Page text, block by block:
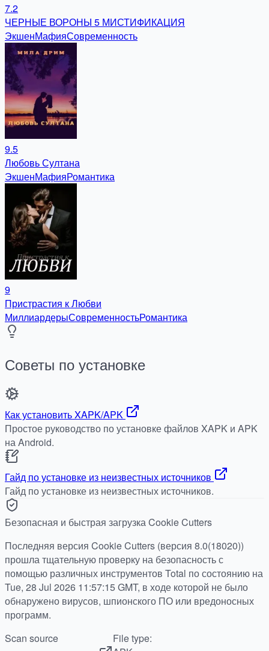
7.2
ЧЕРНЫЕ ВОРОНЫ 5 МИСТИФИКАЦИЯ
ЭкшенМафияСовременность
9.5
Любовь Султана
ЭкшенМафияРомантика
9
Пристрастия к Любви
МиллиардерыСовременностьРомантика
Советы по установке
Как установить XAPK/APK
Простое руководство по установке файлов XAPK и APK
на Android.
Гайд по установке из неизвестных источников
Гайд по установке из неизвестных источников.
Безопасная и быстрая загрузка Cookie Cutters
Последняя версия Cookie Cutters (версия 8.0(18020))
прошла тщательную проверку на безопасность с
помощью различных инструментов Total по состоянию на
Tue, 28 Jul 2026 11:57:15 GMT, в ходе которой не было
обнаружено вирусов, шпионского ПО или вредоносных
программ.
Scan source
File type: